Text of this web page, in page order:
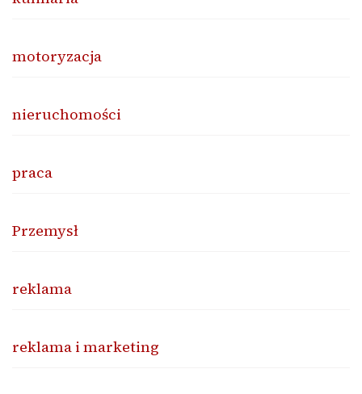
motoryzacja
nieruchomości
praca
Przemysł
reklama
reklama i marketing